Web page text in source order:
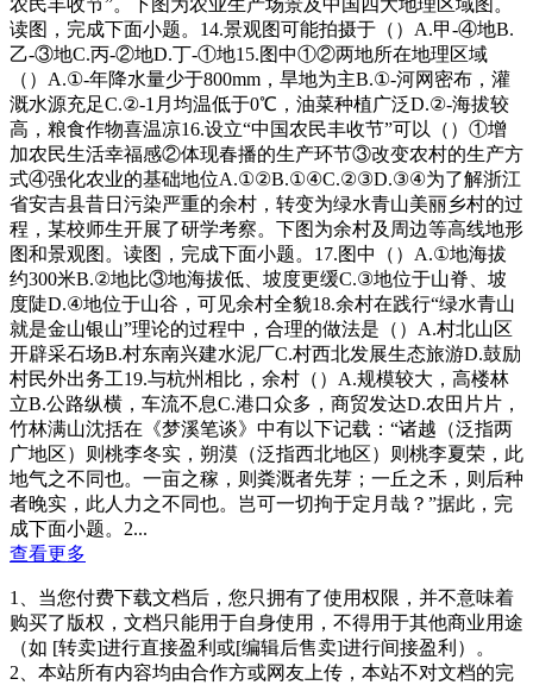
读图，完成下面小题。14.景观图可能拍摄于（）A.甲-④地B.
乙-③地C.丙-②地D.丁-①地15.图中①②两地所在地理区域
（）A.①-年降水量少于800mm，旱地为主B.①-河网密布，灌
溉水源充足C.②-1月均温低于0℃，油菜种植广泛D.②-海拔较
高，粮食作物喜温凉16.设立“中国农民丰收节”可以（）①增
加农民生活幸福感②体现春播的生产环节③改变农村的生产方
式④强化农业的基础地位A.①②B.①④C.②③D.③④为了解浙江
省安吉县昔日污染严重的余村，转变为绿水青山美丽乡村的过
程，某校师生开展了研学考察。下图为余村及周边等高线地形
图和景观图。读图，完成下面小题。17.图中（）A.①地海拔
约300米B.②地比③地海拔低、坡度更缓C.③地位于山脊、坡
度陡D.④地位于山谷，可见余村全貌18.余村在践行“绿水青山
就是金山银山”理论的过程中，合理的做法是（）A.村北山区
开辟采石场B.村东南兴建水泥厂C.村西北发展生态旅游D.鼓励
村民外出务工19.与杭州相比，余村（）A.规模较大，高楼林
立B.公路纵横，车流不息C.港口众多，商贸发达D.农田片片，
竹林满山沈括在《梦溪笔谈》中有以下记载：“诸越（泛指两
广地区）则桃李冬实，朔漠（泛指西北地区）则桃李夏荣，此
地气之不同也。一亩之稼，则粪溉者先芽；一丘之禾，则后种
者晚实，此人力之不同也。岂可一切拘于定月哉？”据此，完
成下面小题。2...
查看更多
1、当您付费下载文档后，您只拥有了使用权限，并不意味着
购买了版权，文档只能用于自身使用，不得用于其他商业用途
（如 [转卖]进行直接盈利或[编辑后售卖]进行间接盈利）。
2、本站所有内容均由合作方或网友上传，本站不对文档的完